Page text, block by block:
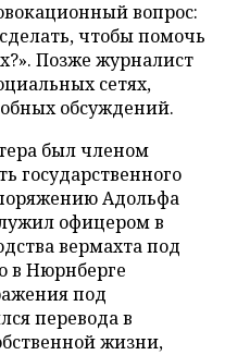
вопрос:
чтобы помочь
Позже журналист
сетях,
обсуждений.
был членом
государственного
Адольфа
офицером в
вермахта под
в Нюрнберге
под
перевода в
жизни,